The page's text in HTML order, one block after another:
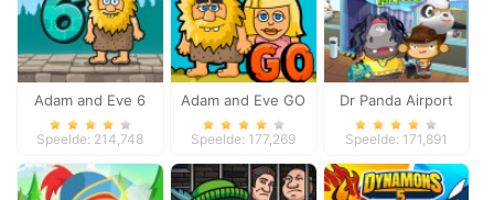
Adam and Eve 6
Speelde: 214,748
Adam and Eve GO
Speelde: 177,269
Dr Panda Airport
Speelde: 171,891